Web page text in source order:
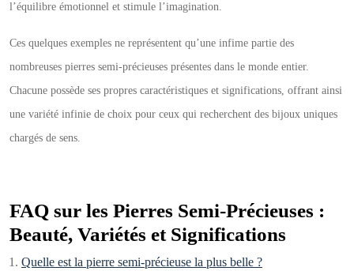
l’équilibre émotionnel et stimule l’imagination.
Ces quelques exemples ne représentent qu’une infime partie des
nombreuses pierres semi-précieuses présentes dans le monde entier.
Chacune possède ses propres caractéristiques et significations, offrant ainsi
une variété infinie de choix pour ceux qui recherchent des bijoux uniques
chargés de sens.
FAQ sur les Pierres Semi-Précieuses :
Beauté, Variétés et Significations
Quelle est la pierre semi-précieuse la plus belle ?